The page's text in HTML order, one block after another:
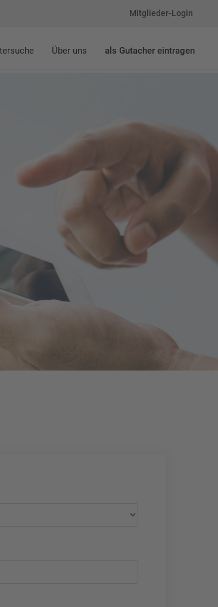
Mitglieder-Login
Über uns als Gutacher eintragen